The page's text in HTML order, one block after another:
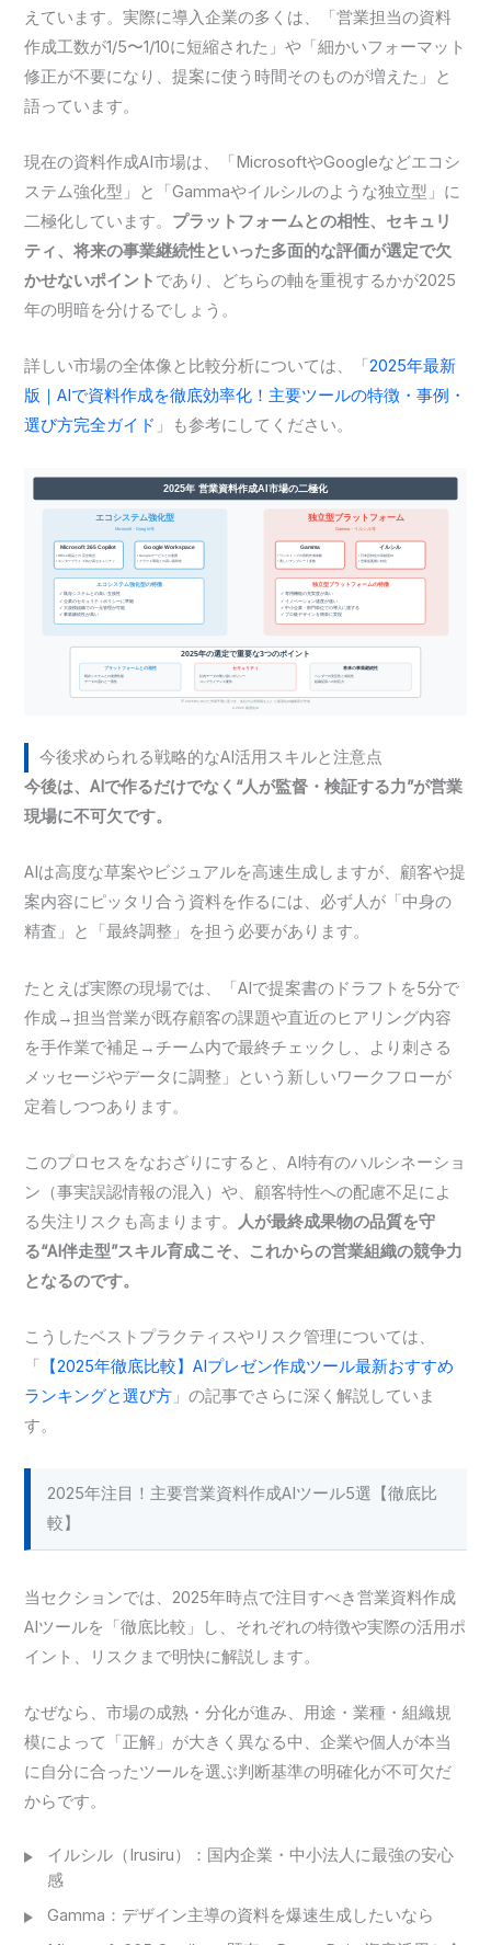
えています。実際に導入企業の多くは、「営業担当の資料
作成工数が1/5〜1/10に短縮された」や「細かいフォーマット
修正が不要になり、提案に使う時間そのものが増えた」と
語っています。
現在の資料作成AI市場は、「MicrosoftやGoogleなどエコシ
ステム強化型」と「Gammaやイルシルのような独立型」に
二極化しています。 プラットフォームとの相性、セキュリ
ティ、将来の事業継続性といった多面的な評価が選定で欠
かせないポイント であり、どちらの軸を重視するかが2025
年の明暗を分けるでしょう。
詳しい市場の全体像と比較分析については、「2025年最新
版｜AIで資料作成を徹底効率化！主要ツールの特徴・事例・
選び方完全ガイド 」も参考にしてください。
今後求められる戦略的なAI活用スキルと注意点
今後は、AIで作るだけでなく“人が監督・検証する力”が営業
現場に不可欠です。
AIは高度な草案やビジュアルを高速生成しますが、顧客や提
案内容にピッタリ合う資料を作るには、必ず人が「中身の
精査」と「最終調整」を担う必要があります。
たとえば実際の現場では、「AIで提案書のドラフトを5分で
作成→担当営業が既存顧客の課題や直近のヒアリング内容
を手作業で補足→チーム内で最終チェックし、より刺さる
メッセージやデータに調整」という新しいワークフローが
定着しつつあります。
このプロセスをなおざりにすると、AI特有のハルシネーショ
ン（事実誤認情報の混入）や、顧客特性への配慮不足によ
る失注リスクも高まります。 人が最終成果物の品質を守
る“AI伴走型”スキル育成こそ、これからの営業組織の競争力
となるのです。
こうしたベストプラクティスやリスク管理については、
「 【2025年徹底比較】AIプレゼン作成ツール最新おすすめ
ランキングと選び方 」の記事でさらに深く解説していま
す。
2025年注目！主要営業資料作成AIツール5選【徹底比
較】
当セクションでは、2025年時点で注目すべき営業資料作成
AIツールを「徹底比較」し、それぞれの特徴や実際の活用ポ
イント、リスクまで明快に解説します。
なぜなら、市場の成熟・分化が進み、用途・業種・組織規
模によって「正解」が大きく異なる中、企業や個人が本当
に自分に合ったツールを選ぶ判断基準の明確化が不可欠だ
からです。
イルシル（Irusiru）：国内企業・中小法人に最強の安心
感
Gamma：デザイン主導の資料を爆速生成したいなら